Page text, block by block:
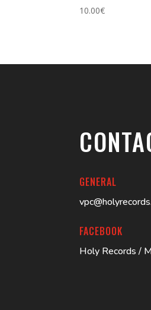
10.00€
GENERAL
FACEBOOK
Holy Records /